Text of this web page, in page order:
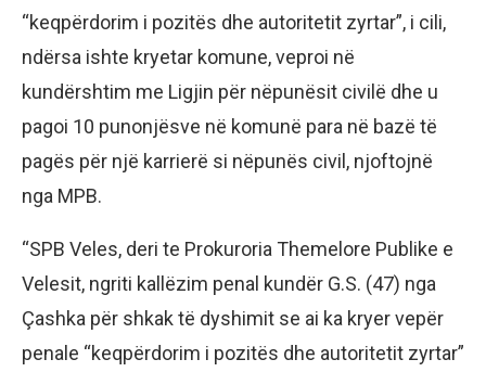
“keqpërdorim i pozitës dhe autoritetit zyrtar”, i cili,
ndërsa ishte kryetar komune, veproi në
kundërshtim me Ligjin për nëpunësit civilë dhe u
pagoi 10 punonjësve në komunë para në bazë të
pagës për një karrierë si nëpunës civil, njoftojnë
nga MPB.
“SPB Veles, deri te Prokuroria Themelore Publike e
Velesit, ngriti kallëzim penal kundër G.S. (47) nga
Çashka për shkak të dyshimit se ai ka kryer vepër
penale “keqpërdorim i pozitës dhe autoritetit zyrtar”